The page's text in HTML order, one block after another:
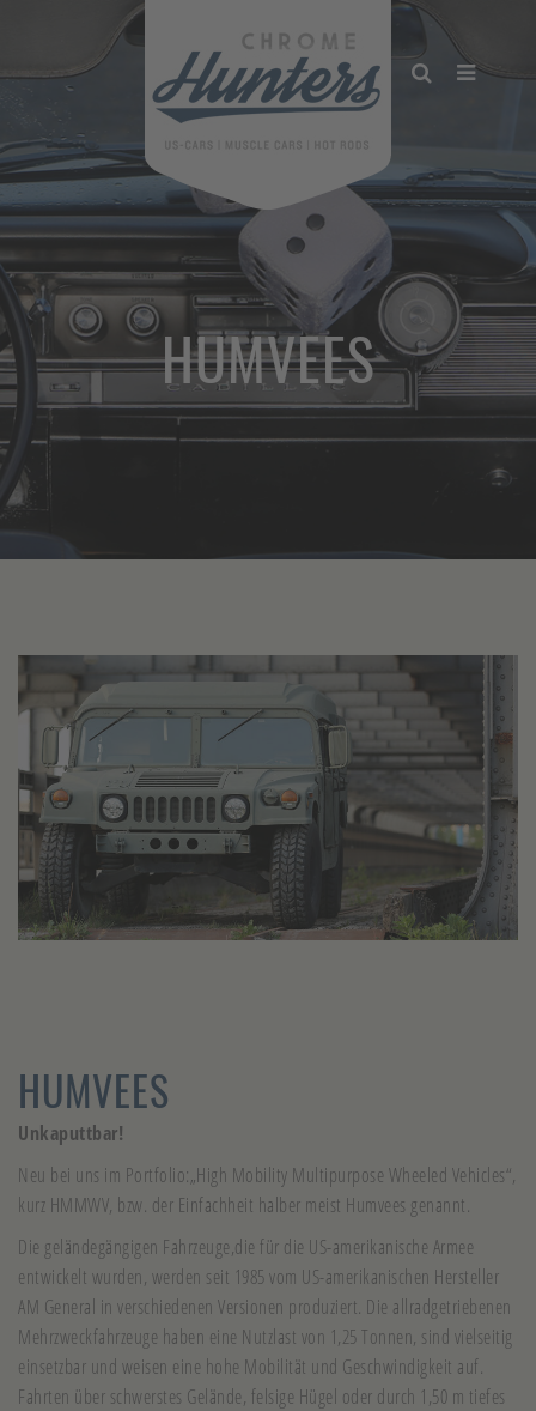
HUMVEES
HUMVEES
Unkaputtbar!
Neu bei uns im Portfolio:„High Mobility Multipurpose Wheeled Vehicles“,
kurz HMMWV, bzw. der Einfachheit halber meist Humvees genannt.
Die geländegängigen Fahrzeuge,die für die US-amerikanische Armee
entwickelt wurden, werden seit 1985 vom US-amerikanischen Hersteller
AM General in verschiedenen Versionen produziert. Die allradgetriebenen
Mehrzweckfahrzeuge haben eine Nutzlast von 1,25 Tonnen, sind vielseitig
einsetzbar und weisen eine hohe Mobilität und Geschwindigkeit auf.
Fahrten über schwerstes Gelände, felsige Hügel oder durch 1,50 m tiefes